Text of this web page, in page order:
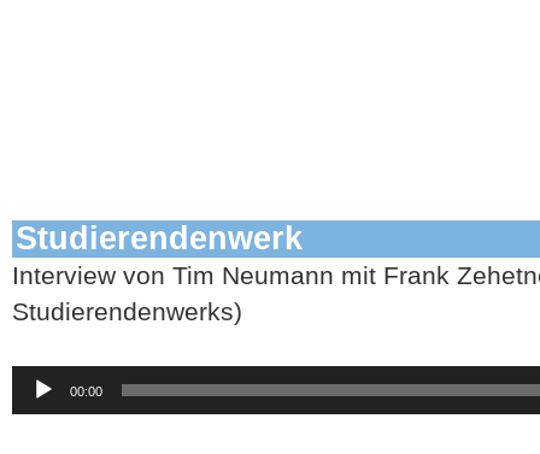
Studierendenwerk
Interview von Tim Neumann mit Frank
Studierendenwerks)
Audio-
Player
00:00